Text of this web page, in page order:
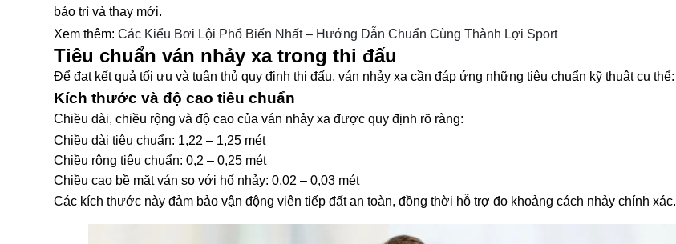
bảo trì và thay mới.
Xem thêm: Các Kiểu Bơi Lội Phổ Biến Nhất – Hướng Dẫn Chuẩn Cùng Thành Lợi Sport
Tiêu chuẩn ván nhảy xa trong thi đấu
Để đạt kết quả tối ưu và tuân thủ quy định thi đấu, ván nhảy xa cần đáp ứng những tiêu chuẩn kỹ thuật cụ thể:
Kích thước và độ cao tiêu chuẩn
Chiều dài, chiều rộng và độ cao của ván nhảy xa được quy định rõ ràng:
Chiều dài tiêu chuẩn: 1,22 – 1,25 mét
Chiều rộng tiêu chuẩn: 0,2 – 0,25 mét
Chiều cao bề mặt ván so với hố nhảy: 0,02 – 0,03 mét
Các kích thước này đảm bảo vận động viên tiếp đất an toàn, đồng thời hỗ trợ đo khoảng cách nhảy chính xác.